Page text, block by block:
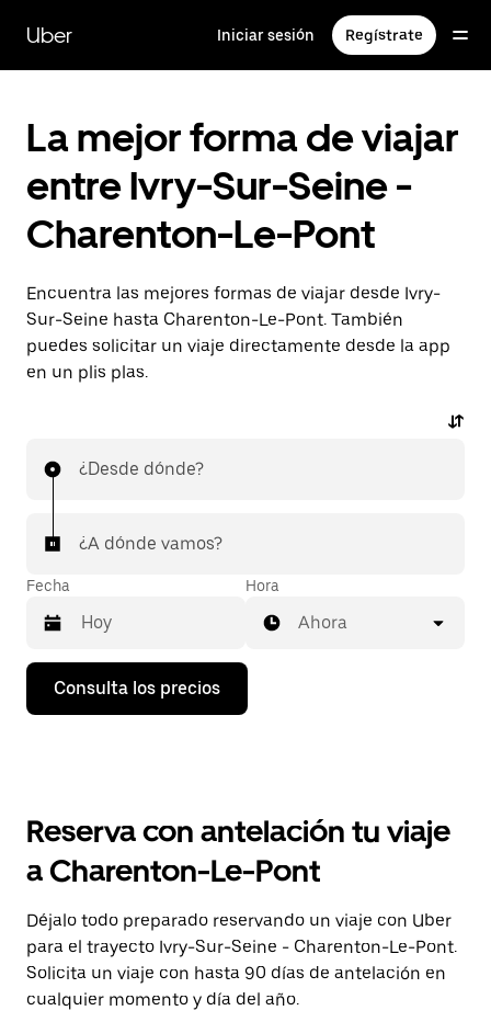
contenido
principal
Uber Iniciar sesión Regístrate
La mejor forma de viajar
entre Ivry-Sur-Seine -
Charenton-Le-Pont
Encuentra las mejores formas de viajar desde Ivry-
Sur-Seine hasta Charenton-Le-Pont. También
puedes solicitar un viaje directamente desde la app
en un plis plas.
¿Desde dónde?
¿A dónde vamos?
Fecha
Pulsa
flecha
calendario
seleccionar
fecha.
Pulsa
el
botón
de
escape
Hora
Ahora
Consulta los precios
Reserva con antelación tu viaje
a Charenton-Le-Pont
Déjalo todo preparado reservando un viaje con Uber
para el trayecto Ivry-Sur-Seine - Charenton-Le-Pont.
Solicita un viaje con hasta 90 días de antelación en
cualquier momento y día del año.